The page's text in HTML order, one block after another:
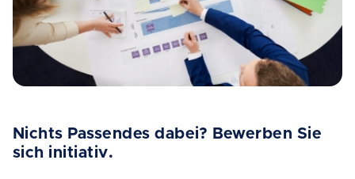
Nichts Passendes dabei? Bewerben Sie
sich initiativ.